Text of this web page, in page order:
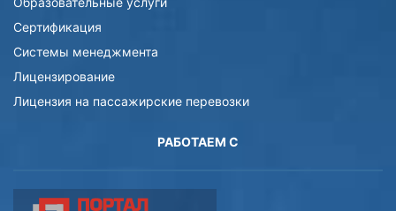
Сертификация
Системы менеджмента
Лицензирование
Лицензия на пассажирские перевозки
РАБОТАЕМ С